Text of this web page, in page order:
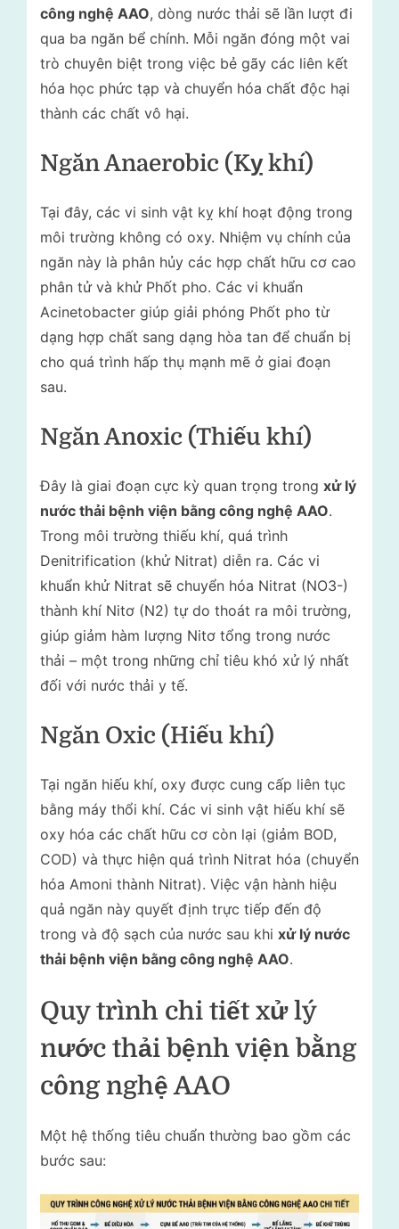
công nghệ AAO, dòng nước thải sẽ lần lượt đi
qua ba ngăn bể chính. Mỗi ngăn đóng một vai
trò chuyên biệt trong việc bẻ gãy các liên kết
hóa học phức tạp và chuyển hóa chất độc hại
thành các chất vô hại.
Ngăn Anaerobic (Kỵ khí)
Tại đây, các vi sinh vật kỵ khí hoạt động trong
môi trường không có oxy. Nhiệm vụ chính của
ngăn này là phân hủy các hợp chất hữu cơ cao
phân tử và khử Phốt pho. Các vi khuẩn
Acinetobacter giúp giải phóng Phốt pho từ
dạng hợp chất sang dạng hòa tan để chuẩn bị
cho quá trình hấp thụ mạnh mẽ ở giai đoạn
sau.
Ngăn Anoxic (Thiếu khí)
Đây là giai đoạn cực kỳ quan trọng trong xử lý
nước thải bệnh viện bằng công nghệ AAO.
Trong môi trường thiếu khí, quá trình
Denitrification (khử Nitrat) diễn ra. Các vi
khuẩn khử Nitrat sẽ chuyển hóa Nitrat (NO3-)
thành khí Nitơ (N2) tự do thoát ra môi trường,
giúp giảm hàm lượng Nitơ tổng trong nước
thải – một trong những chỉ tiêu khó xử lý nhất
đối với nước thải y tế.
Ngăn Oxic (Hiếu khí)
Tại ngăn hiếu khí, oxy được cung cấp liên tục
bằng máy thổi khí. Các vi sinh vật hiếu khí sẽ
oxy hóa các chất hữu cơ còn lại (giảm BOD,
COD) và thực hiện quá trình Nitrat hóa (chuyển
hóa Amoni thành Nitrat). Việc vận hành hiệu
quả ngăn này quyết định trực tiếp đến độ
trong và độ sạch của nước sau khi xử lý nước
thải bệnh viện bằng công nghệ AAO.
Quy trình chi tiết xử lý
nước thải bệnh viện bằng
công nghệ AAO
Một hệ thống tiêu chuẩn thường bao gồm các
bước sau: